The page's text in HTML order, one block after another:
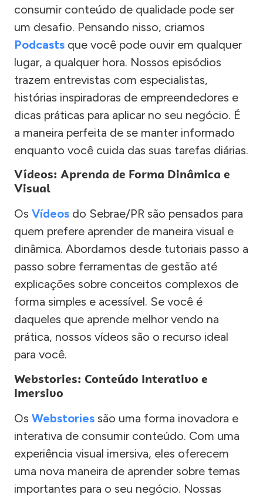
consumir conteúdo de qualidade pode ser
um desafio. Pensando nisso, criamos
Podcasts que você pode ouvir em qualquer
lugar, a qualquer hora. Nossos episódios
trazem entrevistas com especialistas,
histórias inspiradoras de empreendedores e
dicas práticas para aplicar no seu negócio. É
a maneira perfeita de se manter informado
enquanto você cuida das suas tarefas diárias.
Vídeos: Aprenda de Forma Dinâmica e
Visual
Os Vídeos do Sebrae/PR são pensados para
quem prefere aprender de maneira visual e
dinâmica. Abordamos desde tutoriais passo a
passo sobre ferramentas de gestão até
explicações sobre conceitos complexos de
forma simples e acessível. Se você é
daqueles que aprende melhor vendo na
prática, nossos vídeos são o recurso ideal
para você.
Webstories: Conteúdo Interativo e
Imersivo
Os Webstories são uma forma inovadora e
interativa de consumir conteúdo. Com uma
experiência visual imersiva, eles oferecem
uma nova maneira de aprender sobre temas
importantes para o seu negócio. Nossas